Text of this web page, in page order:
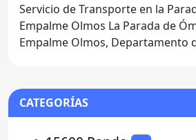
Servicio de Transporte en la
Empalme Olmos La Parada de Ómnibus ubicada en
Empalme Olmos, Departamento
CATEGORÍAS